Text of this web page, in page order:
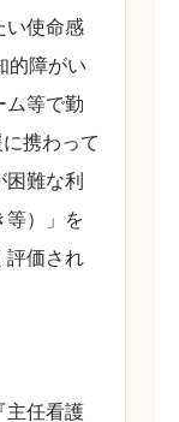
い使命感
的障がい
ム等で勤
携わって
難な利
等）」を
評価され
主任看護